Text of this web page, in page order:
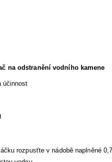
na odstranění vodního kamene
účinnost
rozpusťte v nádobě naplněné